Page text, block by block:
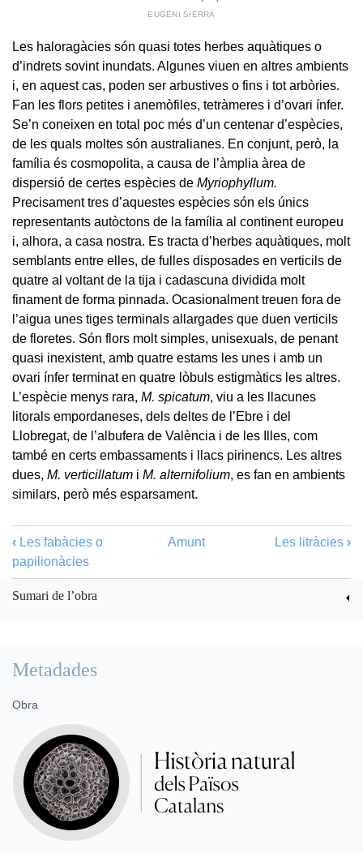
EUGENI SIERRA
Les haloragàcies són quasi totes herbes aquàtiques o
d’indrets sovint inundats. Algunes viuen en altres ambients
i, en aquest cas, poden ser arbustives o fins i tot arbòries.
Fan les flors petites i anemòfiles, tetràmeres i d’ovari ínfer.
Se’n coneixen en total poc més d’un centenar d’espècies,
de les quals moltes són australianes. En conjunt, però, la
família és cosmopolita, a causa de l’àmplia àrea de
dispersió de certes espècies de Myriophyllum.
Precisament tres d’aquestes espècies són els únics
representants autòctons de la família al continent europeu
i, alhora, a casa nostra. Es tracta d’herbes aquàtiques, molt
semblants entre elles, de fulles disposades en verticils de
quatre al voltant de la tija i cadascuna dividida molt
finament de forma pinnada. Ocasionalment treuen fora de
l’aigua unes tiges terminals allargades que duen verticils
de floretes. Són flors molt simples, unisexuals, de penant
quasi inexistent, amb quatre estams les unes i amb un
ovari ínfer terminat en quatre lòbuls estigmàtics les altres.
L’espècie menys rara, M. spicatum, viu a les llacunes
litorals empordaneses, dels deltes de l’Ebre i del
Llobregat, de l’albufera de València i de les Illes, com
també en certs embassaments i llacs pirinencs. Les altres
dues, M. verticillatum i M. alternifolium, es fan en ambients
similars, però més esparsament.
‹ Les fabàcies o
papilionàcies
Amunt Les litràcies ›
Sumari de l’obra
Metadades
Obra